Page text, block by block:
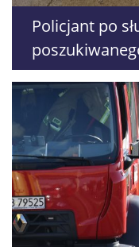
Policjant po
Lublinie